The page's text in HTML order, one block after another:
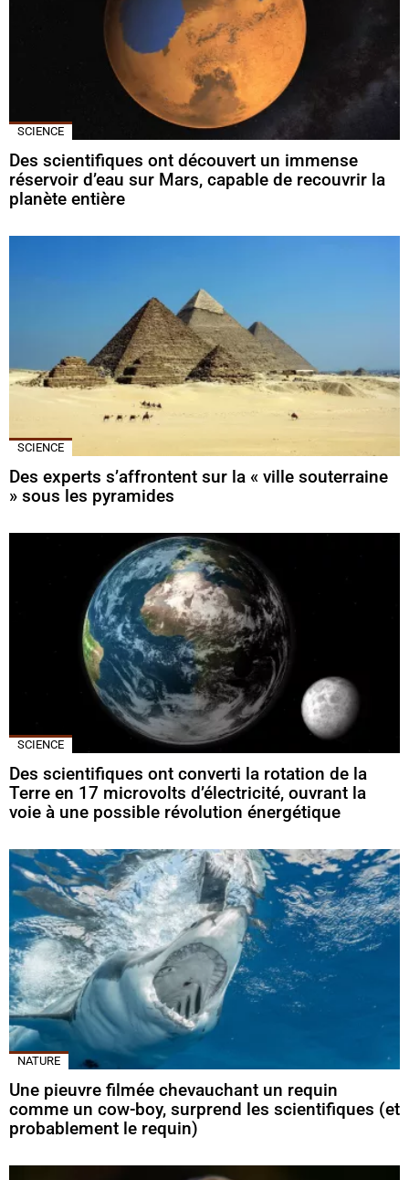
SCIENCE
Des scientifiques ont découvert un immense
réservoir d’eau sur Mars, capable de recouvrir la
planète entière
SCIENCE
Des experts s’affrontent sur la « ville souterraine
» sous les pyramides
SCIENCE
Des scientifiques ont converti la rotation de la
Terre en 17 microvolts d’électricité, ouvrant la
voie à une possible révolution énergétique
NATURE
Une pieuvre filmée chevauchant un requin
comme un cow-boy, surprend les scientifiques (et
probablement le requin)